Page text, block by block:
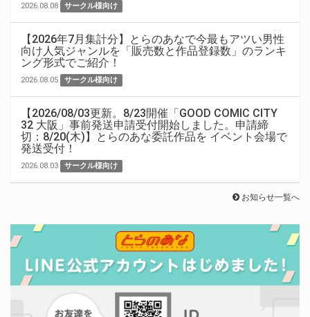
2026.08.08 サークル様向け
【2026年7月集計分】とらのあなで今最もアツい男性
向け人気ジャンルを「販売数と作品登録数」のランキ
ング形式でご紹介！
2026.08.05 サークル様向け
【2026/08/03更新。8/23開催「GOOD COMIC CITY
32 大阪」事前発送申請受付開始しました。申請締
切：8/20(木)】とらのあな委託作品を イベント会場で
発送受付！
2026.08.03 サークル様向け
お知らせ一覧へ